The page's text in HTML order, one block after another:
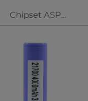
couleur/modèle
Chipset ASP
: 1*18650 (non-
Puissance : 1-80W
83*37.5*24.5mm
Poids : 91g